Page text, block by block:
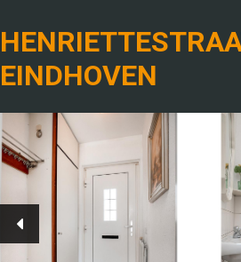
EINDHOVEN